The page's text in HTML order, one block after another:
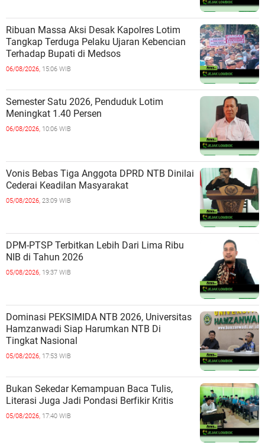
Ribuan Massa Aksi Desak Kapolres Lotim
Tangkap Terduga Pelaku Ujaran Kebencian
Terhadap Bupati di Medsos
06/08/2026, 15:06 WIB
Semester Satu 2026, Penduduk Lotim
Meningkat 1.40 Persen
06/08/2026, 10:06 WIB
Vonis Bebas Tiga Anggota DPRD NTB Dinilai
Cederai Keadilan Masyarakat
05/08/2026, 23:09 WIB
DPM-PTSP Terbitkan Lebih Dari Lima Ribu
NIB di Tahun 2026
05/08/2026, 19:37 WIB
Dominasi PEKSIMIDA NTB 2026, Universitas
Hamzanwadi Siap Harumkan NTB Di
Tingkat Nasional
05/08/2026, 17:53 WIB
Bukan Sekedar Kemampuan Baca Tulis,
Literasi Juga Jadi Pondasi Berfikir Kritis
05/08/2026, 17:40 WIB